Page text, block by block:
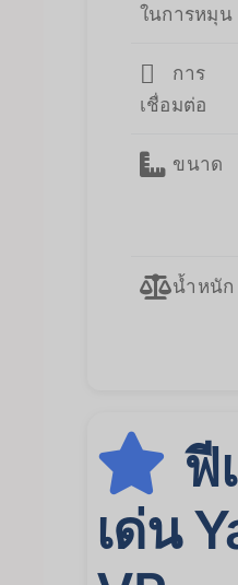
ในการหมุน
การ
เชื่อมต่อ
ขนาด
น้ำหนัก
ฟี
เด่น